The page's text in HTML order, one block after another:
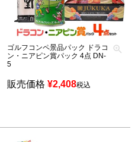
ゴルフコンペ景品パック ドラコ
ン・ニアピン賞パック 4点 DN-
5
販売価格 ¥2,408税込